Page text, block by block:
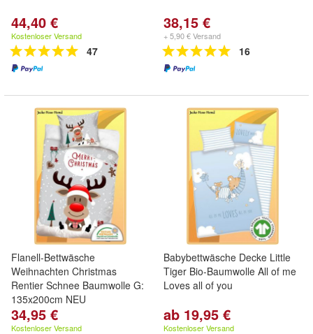
44,40 €
Kostenloser Versand
47
38,15 €
+ 5,90 € Versand
16
Flanell-Bettwäsche
Weihnachten Christmas
Rentier Schnee Baumwolle G:
135x200cm NEU
34,95 €
Kostenloser Versand
Babybettwäsche Decke Little
Tiger Bio-Baumwolle All of me
Loves all of you
ab 19,95 €
Kostenloser Versand